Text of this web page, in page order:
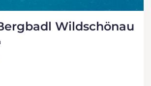
Wildschönau